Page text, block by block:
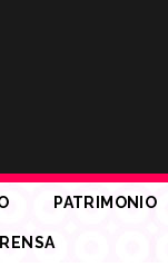
PATRIMONIO